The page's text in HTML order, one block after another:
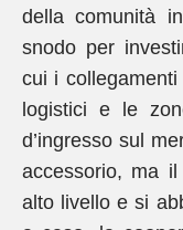
della comunità
snodo per
cui i
logistici e le
d’ingresso sul
accessorio, ma
alto livello e si